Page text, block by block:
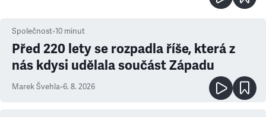
Společnost•10 minut
Před 220 lety se rozpadla říše, která z
nás kdysi udělala součást Západu
Marek Švehla•6. 8. 2026